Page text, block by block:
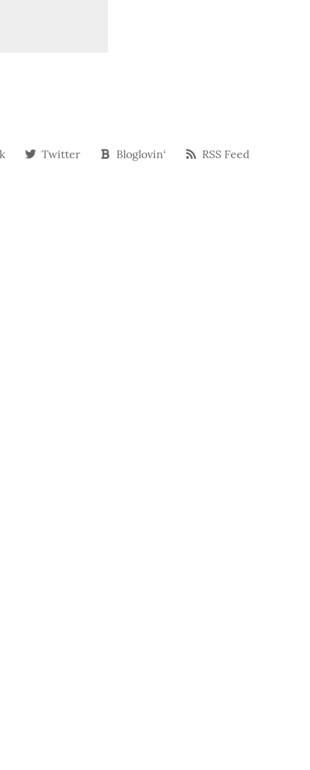
Twitter Bloglovin‘ RSS Feed